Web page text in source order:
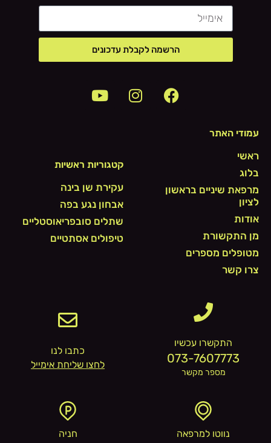
הרשמה לקבלת עדכונים
עמודי האתר
ראשי
בלוג
מרפאת שיניים בראשון
לציון
אודות
מן התקשורת
מטופלים מספרים
צרו קשר
קטגוריות ראשיות
עקירת שן בינה
אבחון נגע בפה
שתלים סובפריאוסטליים
טיפולים אסתטיים
התקשרו עכשיו
073-7607773
מספר מקשר
כתבו לנו
לחצו שליחת אימייל
נווטו למרפאה
חניה